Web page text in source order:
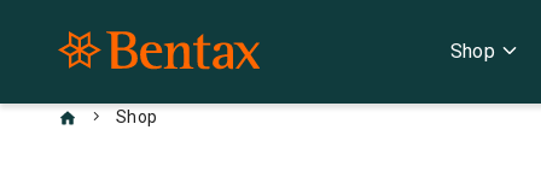
Shop expand_more
chevron_right Shop